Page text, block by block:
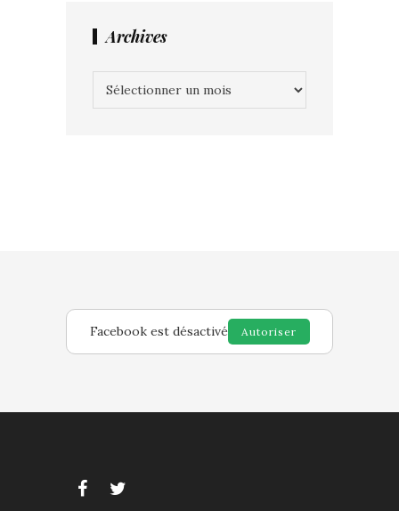
Archives
Facebook est désactivé Autoriser